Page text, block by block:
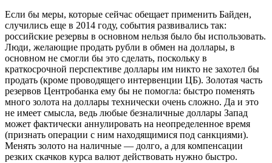
Если бы меры, которые сейчас обещает применить Байден,
случились еще в 2014 году, события развивались так:
российские резервы в основном нельзя было бы использовать.
Люди, желающие продать рубли в обмен на доллары, в
основном не смогли бы это сделать, поскольку в
краткосрочной перспективе доллары им никто не захотел бы
продать (кроме проводящего интервенции ЦБ). Золотая часть
резервов Центробанка ему бы не помогла: быстро поменять
много золота на доллары технически очень сложно. Да и это
не имеет смысла, ведь любые безналичные доллары Запад
может фактически аннулировать на неопределенное время
(признать операции с ним находящимися под санкциями).
Менять золото на наличные — долго, а для компенсации
резких скачков курса валют действовать нужно быстро.